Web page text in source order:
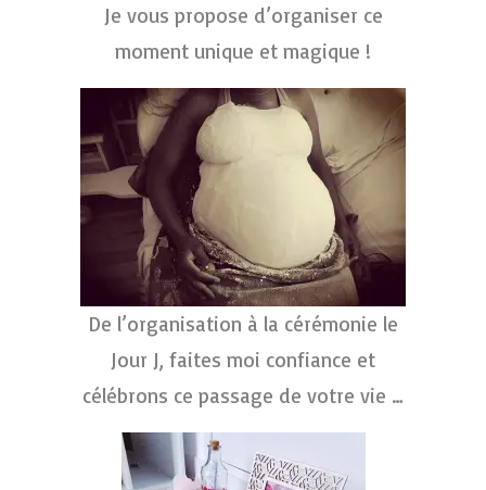
Je vous propose d’organiser ce
moment unique et magique !
De l’organisation à la cérémonie le
Jour J, faites moi confiance et
célébrons ce passage de votre vie …